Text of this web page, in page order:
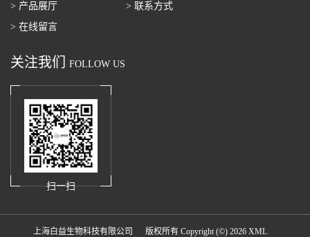
> 产品展厅
> 联系方式
> 在线留言
关注我们 FOLLOW US
扫一扫
上海白益生物科技有限公司 版权所有 Copyright (©) 2026 XML